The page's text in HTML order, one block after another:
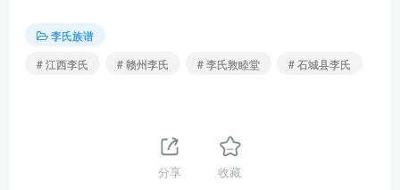
李氏族谱
# 江西李氏
# 赣州李氏 # 李氏敦睦堂 # 石城县李氏
分享 收藏